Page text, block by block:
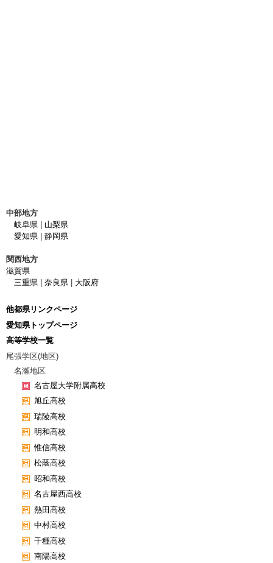
中部地方
岐阜県 | 山梨県
愛知県 | 静岡県
関西地方
滋賀県
三重県 | 奈良県 | 大阪府
他都県リンクページ
愛知県トップページ
高等学校一覧
尾張学区(地区)
名瀬地区
名古屋大学附属高校
旭丘高校
瑞陵高校
明和高校
惟信高校
松蔭高校
昭和高校
名古屋西高校
熱田高校
中村高校
千種高校
南陽高校